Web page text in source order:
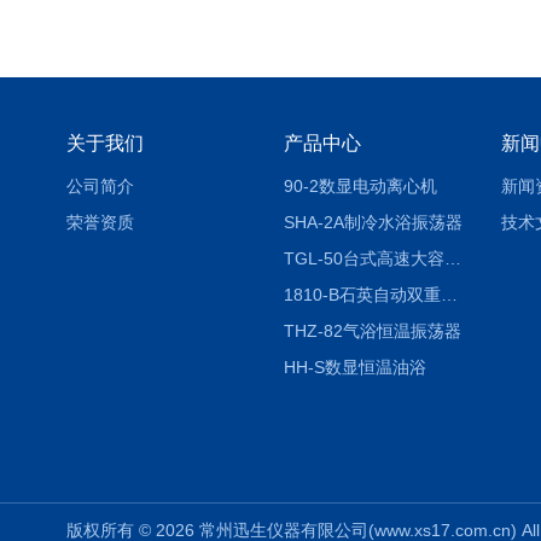
关于我们
公司简介
荣誉资质
产品中心
90-2数显电动离心机
SHA-2A制冷水浴振荡器
1810-B石英自动双重纯水蒸馏水器
THZ-82气浴恒温振荡器
HH-S数显恒温油浴
新
新闻
技术
版权所有 © 2026 常州迅生仪器有限公司